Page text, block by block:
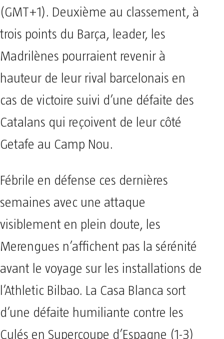
(GMT+1). Deuxième au classement, à
trois points du Barça, leader, les
Madrilènes pourraient revenir à
hauteur de leur rival barcelonais en
cas de victoire suivi d’une défaite des
Catalans qui reçoivent de leur côté
Getafe au Camp Nou.
Fébrile en défense ces dernières
semaines avec une attaque
visiblement en plein doute, les
Merengues n’affichent pas la sérénité
avant le voyage sur les installations de
l’Athletic Bilbao. La Casa Blanca sort
d’une défaite humiliante contre les
Culés en Supercoupe d’Espagne (1-3)